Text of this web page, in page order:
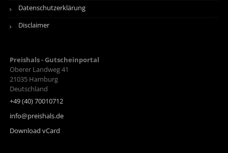
Datenschutzerklärung
Disclaimer
Preishals - Gutscheinportal
Oberer Landweg 41
21035 Hamburg
Deutschland
+49 (40) 70010712
info@preishals.de
Download vCard